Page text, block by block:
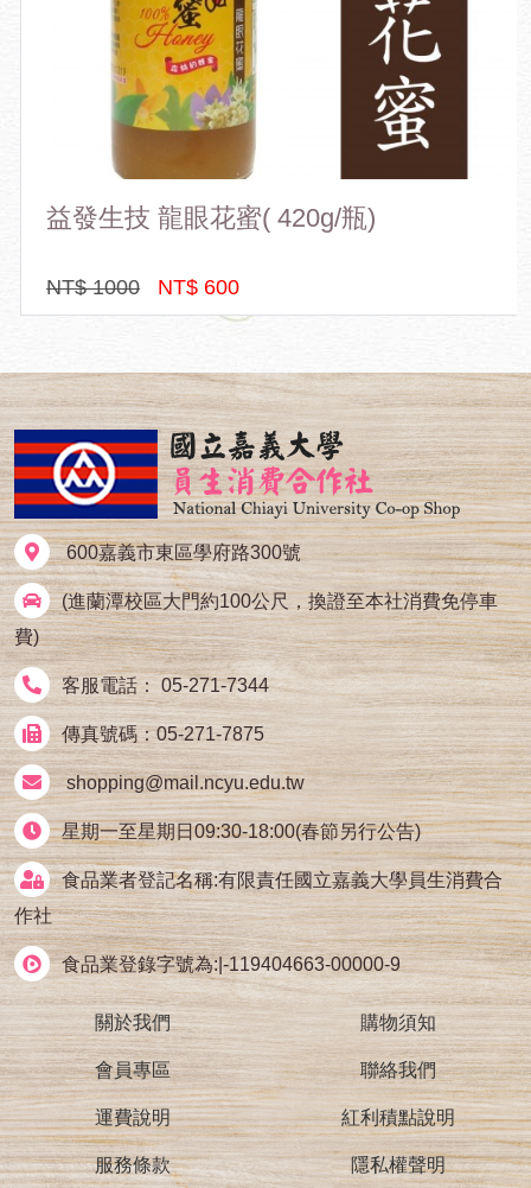
益發生技 龍眼花蜜( 420g/瓶)
NT$ 1000 NT$ 600
600嘉義市東區學府路300號
(進蘭潭校區大門約100公尺，換證至本社消費免停車
費)
客服電話： 05-271-7344
傳真號碼：05-271-7875
shopping@mail.ncyu.edu.tw
星期一至星期日09:30-18:00(春節另行公告)
食品業者登記名稱:有限責任國立嘉義大學員生消費合
作社
食品業登錄字號為:|-119404663-00000-9
關於我們 購物須知
會員專區 聯絡我們
運費說明 紅利積點說明
服務條款 隱私權聲明